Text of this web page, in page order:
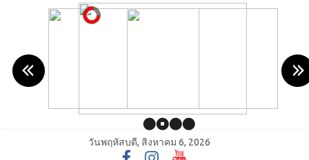
วันพฤหัสบดี, สิงหาคม 6, 2026